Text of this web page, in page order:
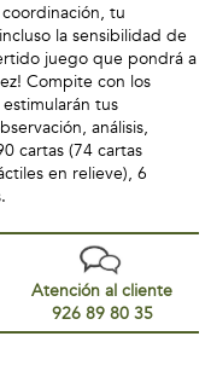
tu
la sensibilidad de
juego que pondrá a
Compite con los
tus
análisis,
cartas (74 cartas
en relieve), 6
Atención al cliente
926 89 80 35